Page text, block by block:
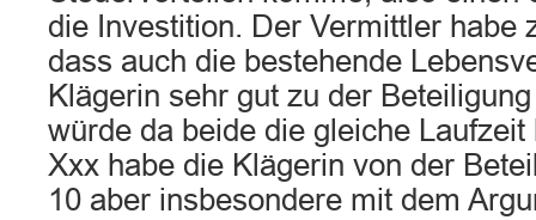
die Investition. Der Vermittler habe
dass auch die bestehende
Klägerin sehr gut zu der
würde da beide die gleiche
Xxx habe die Klägerin von der
10 aber insbesondere mit dem